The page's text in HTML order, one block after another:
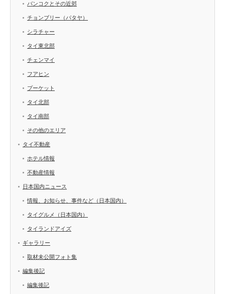
バンコクとその近郊
チョンブリー（パタヤ）
シラチャー
タイ東北部
チェンマイ
フアヒン
プーケット
タイ北部
タイ南部
その他のエリア
タイ不動産
ホテル情報
不動産情報
日本国内ニュース
情報、お知らせ、事件など（日本国内）
タイグルメ（日本国内）
タイランドアイズ
ギャラリー
取材未公開フォト集
編集後記
編集後記